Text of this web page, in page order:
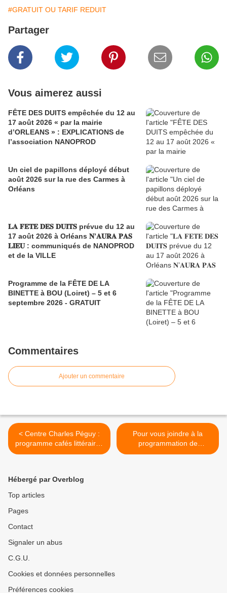
#GRATUIT OU TARIF REDUIT
Partager
Vous aimerez aussi
FÊTE DES DUITS empêchée du 12 au
17 août 2026 « par la mairie
d’ORLEANS » : EXPLICATIONS de
l’association NANOPROD
Un ciel de papillons déployé début
août 2026 sur la rue des Carmes à
Orléans
𝐋𝐀 𝐅𝐄𝐓𝐄 𝐃𝐄𝐒 𝐃𝐔𝐈𝐓𝐒 prévue du 12 au
17 août 2026 à Orléans 𝐍’𝐀𝐔𝐑𝐀 𝐏𝐀𝐒
𝐋𝐈𝐄𝐔 : communiqués de NANOPROD
et de la VILLE
Programme de la FÊTE DE LA
BINETTE à BOU (Loiret) – 5 et 6
septembre 2026 - GRATUIT
Commentaires
Ajouter un commentaire
< Centre Charles Péguy :
programme cafés littéraires
gratuits
Pour vous joindre à la
programmation de
l'astrolabe >
Hébergé par Overblog
Top articles
Pages
Contact
Signaler un abus
C.G.U.
Cookies et données personnelles
Préférences cookies